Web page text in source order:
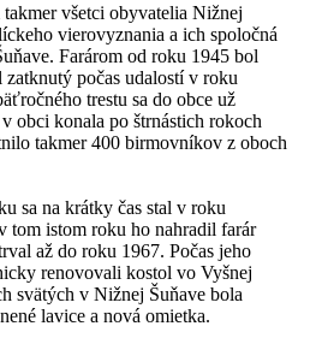
všetci obyvatelia Nižnej
vierovyznania a ich spoločná
Farárom od roku 1945 bol
počas udalostí v roku
trestu sa do obce už
obci konala po štrnástich rokoch
takmer 400 birmovníkov z oboch
sa na krátky čas stal v roku
tom istom roku ho nahradil farár
až do roku 1967. Počas jeho
renovovali kostol vo Vyšnej
svätých v Nižnej Šuňave bola
lavice a nová omietka.